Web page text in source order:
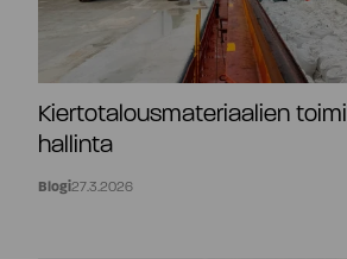
Kiertotalousmateriaalien
hallinta
Blogi27.3.2026